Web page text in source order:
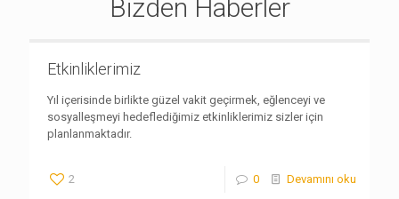
Bizden Haberler
Etkinliklerimiz
Yıl içerisinde birlikte güzel vakit geçirmek, eğlenceyi ve
sosyalleşmeyi hedeflediğimiz etkinliklerimiz sizler için
planlanmaktadır.
2 0 Devamını oku